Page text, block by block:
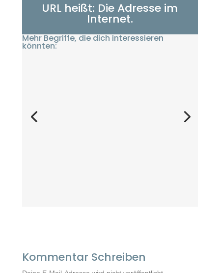
URL heißt: Die Adresse im
Internet.
Mehr Begriffe, die dich interessieren
könnten:
Kommentar Schreiben